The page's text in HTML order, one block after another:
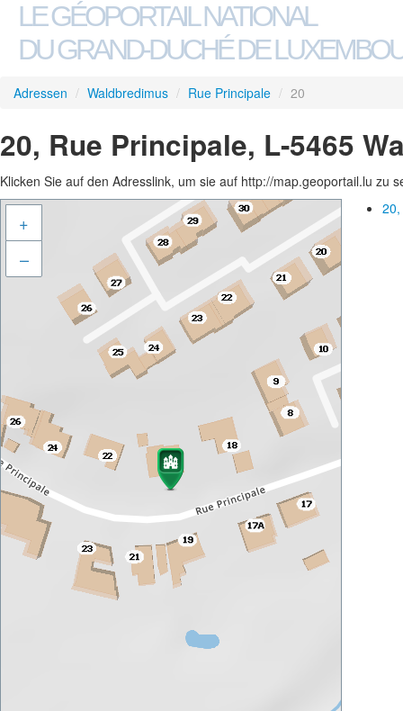
LE GÉOPORTAIL NATIONAL
DU GRAND-DUCHÉ DE
Adressen / Waldbredimus / Rue Principale / 20
20, Rue Principale, L-5465
Klicken Sie auf den Adresslink, um sie auf http://map.geoportail.lu zu
+
–